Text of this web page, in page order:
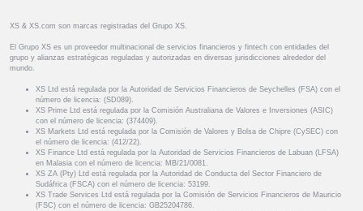
XS & XS.com son marcas registradas del Grupo XS.
El Grupo XS es un proveedor multinacional de servicios financieros y fintech con entidades del
grupo y alianzas estratégicas reguladas y autorizadas en diversas jurisdicciones alrededor del
mundo.
XS Ltd está regulada por la Autoridad de Servicios Financieros de Seychelles (FSA) con el
número de licencia: (SD089).
XS Prime Ltd está regulada por la Comisión Australiana de Valores e Inversiones (ASIC)
con el número de licencia: (374409).
XS Markets Ltd está regulada por la Comisión de Valores y Bolsa de Chipre (CySEC) con
el número de licencia: (412/22).
XS Finance Ltd está regulada por la Autoridad de Servicios Financieros de Labuan (LFSA)
en Malasia con el número de licencia: MB/21/0081.
XS ZA (Pty) Ltd está regulada por la Autoridad de Conducta del Sector Financiero de
Sudáfrica (FSCA) con el número de licencia: 53199.
XS Trade Services Ltd está regulada por la Comisión de Servicios Financieros de Mauricio
(FSC) con el número de licencia: GB25204786.